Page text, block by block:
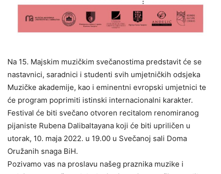
Na 15. Majskim muzičkim svečanostima predstavit će se
nastavnici, saradnici i studenti svih umjetničkih odsjeka
Muzičke akademije, kao i eminentni evropski umjetnici te
će program poprimiti istinski internacionalni karakter.
Festival će biti svečano otvoren recitalom renomiranog
pijaniste Rubena Dalibaltayana koji će biti upriličen u
utorak, 10. maja 2022. u 19.00 u Svečanoj sali Doma
Oružanih snaga BiH.
Pozivamo vas na proslavu našeg praznika muzike i